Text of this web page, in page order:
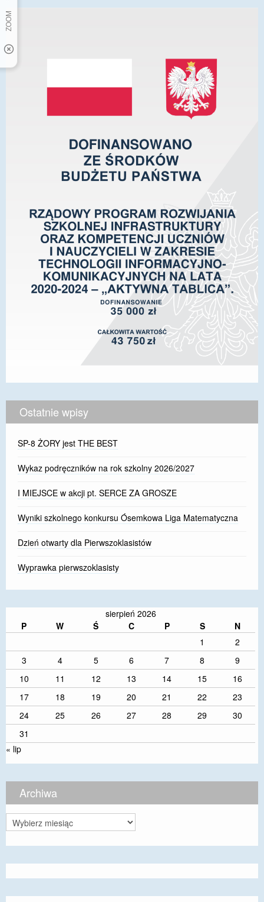
Ostatnie wpisy
SP-8 ŻORY jest THE BEST
Wykaz podręczników na rok szkolny 2026/2027
I MIEJSCE w akcji pt. SERCE ZA GROSZE
Wyniki szkolnego konkursu Ósemkowa Liga Matematyczna
Dzień otwarty dla Pierwszoklasistów
Wyprawka pierwszoklasisty
sierpień 2026
P
W Ś C P S
N
1
2
3
4 5 6 7 8
9
10
11 12 13 14 15
16
17
18 19 20 21 22
23
24
25 26 27 28 29
30
31
« lip
Archiwa
Archiwa